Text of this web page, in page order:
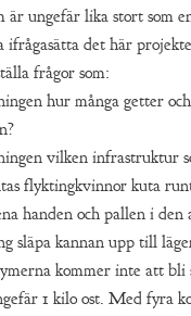
ungefär lika stort som
det här
frågor som:
hur många getter
vilken infrastruktur
flyktingkvinnor kuta
handen och pallen i
släpa kannan upp till
kommer inte att bli
1 kilo ost. Med fyra